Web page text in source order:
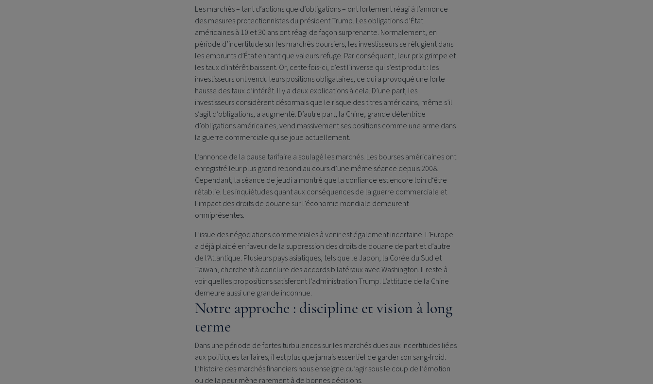
Les marchés – tant d’actions que d’obligations – ont fortement réagi à l’annonce
des mesures protectionnistes du président Trump. Les obligations d’État
américaines à 10 et 30 ans ont réagi de façon surprenante. Normalement, en
période d’incertitude sur les marchés boursiers, les investisseurs se réfugient dans
les emprunts d’État en tant que valeurs refuge. Par conséquent, leur prix grimpe et
les taux d’intérêt baissent. Or, cette fois-ci, c’est l’inverse qui s’est produit : les
investisseurs ont vendu leurs positions obligataires, ce qui a provoqué une forte
hausse des taux d’intérêt. Il y a deux explications à cela. D’une part, les
investisseurs considèrent désormais que le risque des titres américains, même s’il
s’agit d’obligations, a augmenté. D’autre part, la Chine, grande détentrice
d’obligations américaines, vend massivement ses positions comme une arme dans
la guerre commerciale qui se joue actuellement.
L’annonce de la pause tarifaire a soulagé les marchés. Les bourses américaines ont
enregistré leur plus grand rebond au cours d’une même séance depuis 2008.
Cependant, la séance de jeudi a montré que la confiance est encore loin d‘être
rétablie. Les inquiétudes quant aux conséquences de la guerre commerciale et
l’impact des droits de douane sur l’économie mondiale demeurent
omniprésentes.
L’issue des négociations commerciales à venir est également incertaine. L’Europe
a déjà plaidé en faveur de la suppression des droits de douane de part et d’autre
de l’Atlantique. Plusieurs pays asiatiques, tels que le Japon, la Corée du Sud et
Taïwan, cherchent à conclure des accords bilatéraux avec Washington. Il reste à
voir quelles propositions satisferont l’administration Trump. L’attitude de la Chine
demeure aussi une grande inconnue.
Notre approche : discipline et vision à long
terme
Dans une période de fortes turbulences sur les marchés dues aux incertitudes liées
aux politiques tarifaires, il est plus que jamais essentiel de garder son sang-froid.
L’histoire des marchés financiers nous enseigne qu’agir sous le coup de l’émotion
ou de la peur mène rarement à de bonnes décisions.